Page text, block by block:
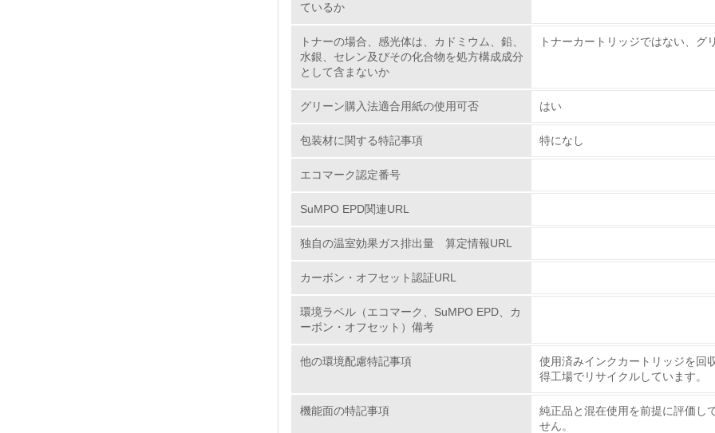
No.
9. <L1> 資源（投入原料、水等）とエネルギー（電力、重油、ガス
10. <L2> 資源とエネルギーの使用量の把握をし、具体的な削減目標
<L1> グリーン購入の取り組み方針を有し、グリーン購入を行っ
14. <L2> 購入している製品・サービスの量と種類を把握し、具体的
ているか
トナーの場合、感光体は、カドミウム、鉛、
水銀、セレン及びその化合物を処方構成成分
として含まないか
トナーカートリッジではない、グ
グリーン購入法適合用紙の使用可否 はい
包装材に関する特記事項 特になし
エコマーク認定番号
SuMPO EPD関連URL
独自の温室効果ガス排出量 算定情報URL
カーボン・オフセット認証URL
環境ラベル（エコマーク、SuMPO EPD、カ
ーボン・オフセット）備考
他の環境配慮特記事項
使用済みインクカートリッジを
得工場でリサイクルしています。
機能面の特記事項
純正品と混在使用を前提に評価
せん。